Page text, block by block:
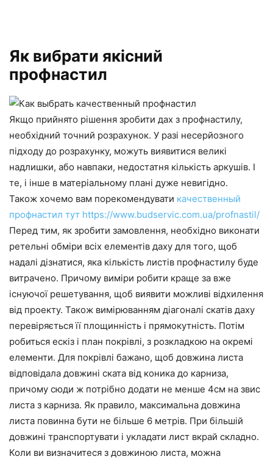
Як вибрати якісний
профнастил
Якщо прийнято рішення зробити дах з профнастилу,
необхідний точний розрахунок. У разі несерйозного
підходу до розрахунку, можуть виявитися великі
надлишки, або навпаки, недостатня кількість аркушів. І
те, і інше в матеріальному плані дуже невигідно.
Також хочемо вам порекомендувати качественный
профнастил тут https://www.budservic.com.ua/profnastil/
Перед тим, як зробити замовлення, необхідно виконати
ретельні обміри всіх елементів даху для того, щоб
надалі дізнатися, яка кількість листів профнастилу буде
витрачено. Причому виміри робити краще за вже
існуючої решетування, щоб виявити можливі відхилення
від проекту. Також вимірюванням діагоналі скатів даху
перевіряється її площинність і прямокутність. Потім
робиться ескіз і план покрівлі, з розкладкою на окремі
елементи. Для покрівлі бажано, щоб довжина листа
відповідала довжині ската від коника до карниза,
причому сюди ж потрібно додати не менше 4см на звис
листа з карниза. Як правило, максимальна довжина
листа повинна бути не більше 6 метрів. При більшій
довжині транспортувати і укладати лист вкрай складно.
Коли ви визначитеся з довжиною листа, можна